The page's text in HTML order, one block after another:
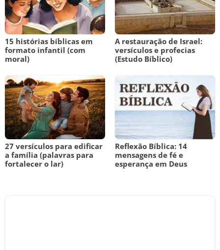
15 histórias bíblicas em
formato infantil (com
moral)
A restauração de Israel:
versículos e profecias
(Estudo Bíblico)
27 versículos para edificar
a família (palavras para
fortalecer o lar)
Reflexão Bíblica: 14
mensagens de fé e
esperança em Deus